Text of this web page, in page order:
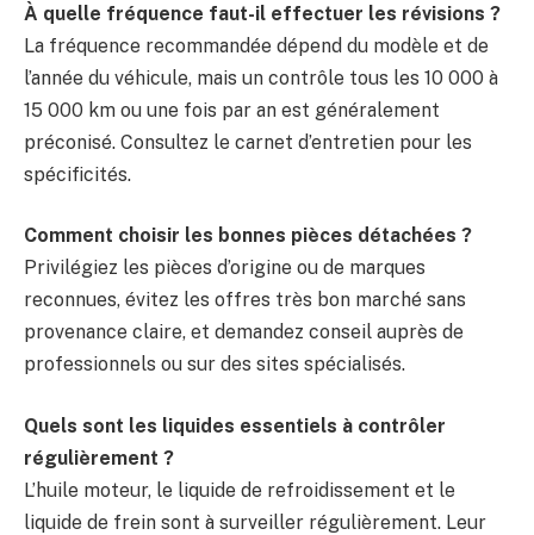
À quelle fréquence faut-il effectuer les révisions ?
La fréquence recommandée dépend du modèle et de
l’année du véhicule, mais un contrôle tous les 10 000 à
15 000 km ou une fois par an est généralement
préconisé. Consultez le carnet d’entretien pour les
spécificités.
Comment choisir les bonnes pièces détachées ?
Privilégiez les pièces d’origine ou de marques
reconnues, évitez les offres très bon marché sans
provenance claire, et demandez conseil auprès de
professionnels ou sur des sites spécialisés.
Quels sont les liquides essentiels à contrôler
régulièrement ?
L’huile moteur, le liquide de refroidissement et le
liquide de frein sont à surveiller régulièrement. Leur